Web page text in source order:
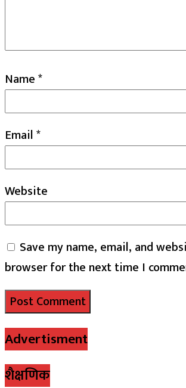
Name*
Email*
Website
Save my name, email, and
browser for the next time I
Advertisment
शैक्षणिक